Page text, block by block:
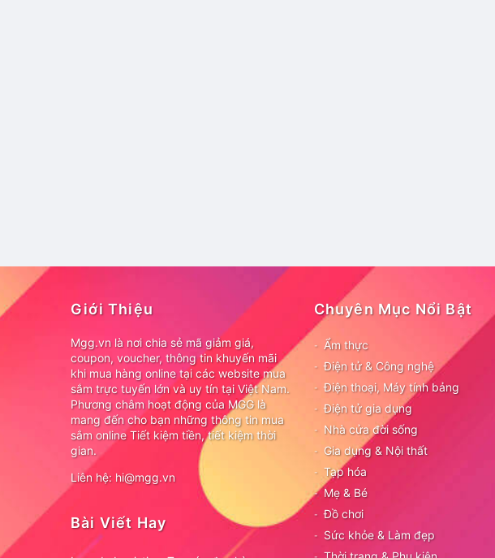
Giới Thiệu
Mgg.vn là nơi chia sẻ mã giảm giá,
coupon, voucher, thông tin khuyến mãi
khi mua hàng online tại các website mua
sắm trực tuyến lớn và uy tín tại Việt Nam.
Phương châm hoạt động của MGG là
mang đến cho bạn những thông tin mua
sắm online Tiết kiệm tiền, tiết kiệm thời
gian.
Liên hệ: hi@mgg.vn
Bài Viết Hay
Chuyên Mục Nổi Bật
Ẩm thực
Điện tử & Công nghệ
Điện thoại, Máy tính bảng
Điện tử gia dụng
Nhà cửa đời sống
Gia dụng & Nội thất
Tạp hóa
Mẹ & Bé
Đồ chơi
Sức khỏe & Làm đẹp